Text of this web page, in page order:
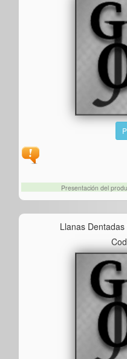
Presentación del
Llanas